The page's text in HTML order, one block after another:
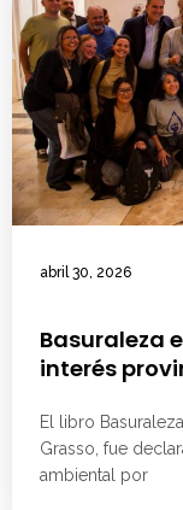
abril 30, 2026
Basuraleza
interés
El libro
Grasso, fue
ambiental por